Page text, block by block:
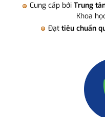
Cung cấp bởi Trung
Khoa
Đạt tiêu chuẩn